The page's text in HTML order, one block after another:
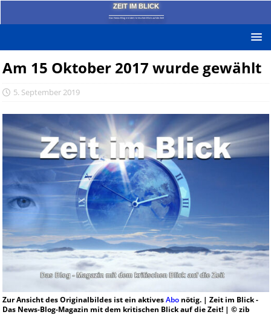
ZEIT IM BLICK
Das News-Blog mit dem kritischen Blick auf die Zeit!
Am 15 Oktober 2017 wurde gewählt
5. September 2019
Zur Ansicht des Originalbildes ist ein aktivesAbonötig. | Zeit im Blick -
Das News-Blog-Magazin mit dem kritischen Blick auf die Zeit! | © zib